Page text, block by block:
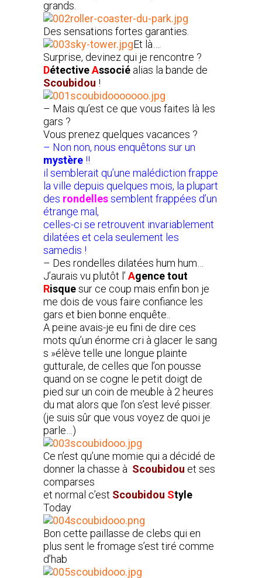
grands.
Des sensations fortes garanties.
Et là….
Surprise, devinez qui je rencontre ?
DétectiveAssocié alias la bande de
Scoubidou !
– Mais qu’est ce que vous faites là les
gars ?
Vous prenez quelques vacances ?
– Non non, nous enquêtons sur un
mystère !!
il semblerait qu’une malédiction frappe
la ville depuis quelques mois, la plupart
des rondellessemblent frappées d’un
étrange mal,
celles-ci se retrouvent invariablement
dilatées et cela seulement les
samedis !
– Des rondelles dilatées hum hum…
J’aurais vu plutôt l’ Agence tout
Risquesur ce coup mais enfin bon je
me dois de vous faire confiance les
gars et bien bonne enquête..
A peine avais-je eu fini de dire ces
mots qu’un énorme cri à glacer le sang
s »élève telle une longue plainte
gutturale, de celles que l’on pousse
quand on se cogne le petit doigt de
pied sur un coin de meuble à 2 heures
du mat alors que l’on s’est levé pisser.
(je suis sûr que vous voyez de quoi je
parle…)
Ce n’est qu’une momie qui a décidé de
donner la chasse à Scoubidou et ses
comparses
et normal c’est Scoubidou Style
Today
Bon cette paillasse de clebs qui en
plus sent le fromage s’est tiré comme
d’hab